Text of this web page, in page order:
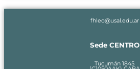
fhleo@usal.edu.ar
Sede CENTRO
Tucumán 1845